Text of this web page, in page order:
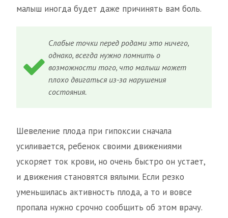
малыш иногда будет даже причинять вам боль.
Слабые точки перед родами это ничего,
однако, всегда нужно помнить о
возможности того, что малыш может
плохо двигаться из-за нарушения
состояния.
Шевеление плода при гипоксии сначала
усиливается, ребенок своими движениями
ускоряет ток крови, но очень быстро он устает,
и движения становятся вялыми. Если резко
уменьшилась активность плода, а то и вовсе
пропала нужно срочно сообщить об этом врачу.